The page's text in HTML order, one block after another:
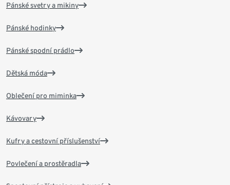
Pánské svetry a mikiny
Pánské hodinky
Pánské spodní prádlo
Dětská móda
Oblečení pro miminka
Kávovary
Kufry a cestovní příslušenství
Povlečení a prostěradla